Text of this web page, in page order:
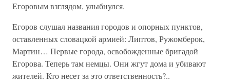
Егоровым взглядом, улыбнулся.
Егоров слушал названия городов и опорных пунктов,
оставленных словацкой армией: Липтов, Ружомберок,
Мартин… Первые города, освобожденные бригадой
Егорова. Теперь там немцы. Они жгут дома и убивают
жителей. Кто несет за это ответственность?..